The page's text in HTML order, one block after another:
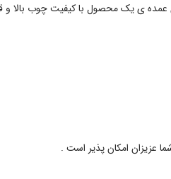
عمده ی یک محصول با کیفیت چوب
عزیزان امکان پذیر است .